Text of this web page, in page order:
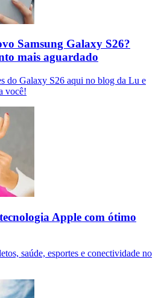
Samsung Galaxy S26?
mais aguardado
do Galaxy S26 aqui no blog da Lu e
você!
Apple com ótimo
saúde, esportes e conectividade no